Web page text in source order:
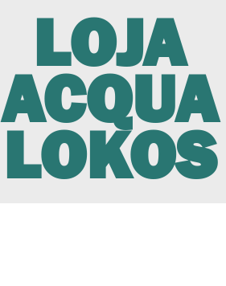
LOJA
ACQUA
LOKOS